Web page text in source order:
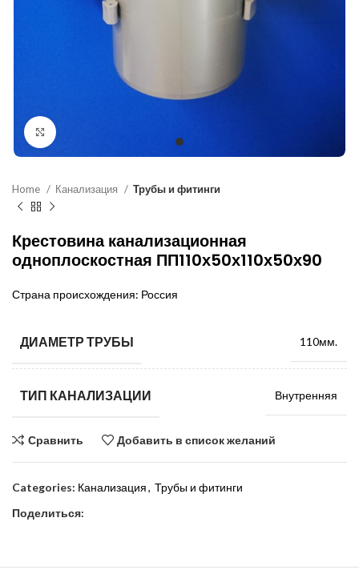
Home Канализация Трубы и фитинги
Крестовина канализационная
одноплоскостная ПП110х50х110х50х90
Страна происхождения: Россия
ДИАМЕТР ТРУБЫ 110мм.
ТИП КАНАЛИЗАЦИИ Внутренняя
Сравнить Добавить в список желаний
Categories: Канализация, Трубы и фитинги
Поделиться: